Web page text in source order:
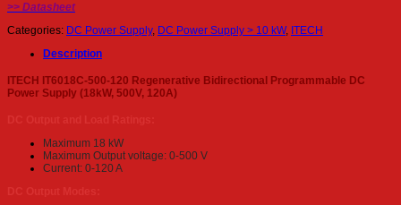
>> Datasheet
Categories: DC Power Supply, DC Power Supply > 10 kW, ITECH
Description
ITECH IT6018C-500-120 Regenerative Bidirectional Programmable DC
Power Supply (18kW, 500V, 120A)
Maximum 18 kW
Maximum Output voltage: 0-500 V
Current: 0-120 A